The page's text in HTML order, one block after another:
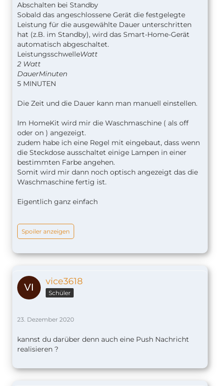
Abschalten bei Standby
Sobald das angeschlossene Gerät die festgelegte
Leistung für die ausgewählte Dauer unterschritten
hat (z.B. im Standby), wird das Smart-Home-Gerät
automatisch abgeschaltet.
LeistungsschwelleWatt
2 Watt
DauerMinuten
5 MINUTEN
Die Zeit und die Dauer kann man manuell einstellen.
Im HomeKit wird mir die Waschmaschine ( als off
oder on ) angezeigt.
zudem habe ich eine Regel mit eingebaut, dass wenn
die Steckdose ausschaltet einige Lampen in einer
bestimmten Farbe angehen.
Somit wird mir dann noch optisch angezeigt das die
Waschmaschine fertig ist.
Eigentlich ganz einfach
Spoiler anzeigen
vice3618
Schüler
23. Dezember 2020
kannst du darüber denn auch eine Push Nachricht
realisieren ?